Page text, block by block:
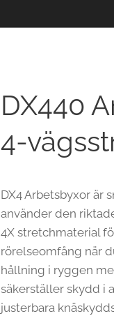
DX440
4-
DX4 Arbetsbyxor är
använder den
4X stretchmaterial
rörelseomfång när
hållning i ryggen
säkerställer skydd i
justerbara